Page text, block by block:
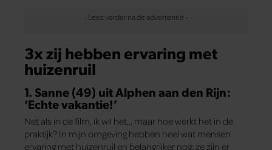
3x zij hebben ervaring met
huizenruil
1. Sanne (49) uit Alphen aan den Rijn:
‘Echte vakantie!’
Net als in de film, ik wil het… maar hoe werkt het in de
praktijk? In mijn omgeving hebben heel wat mensen
ervaring met huizenruil en belangrijker nog: ze zijn er